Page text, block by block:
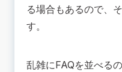
る場合もあるので、
す。
乱雑にFAQを並べるの